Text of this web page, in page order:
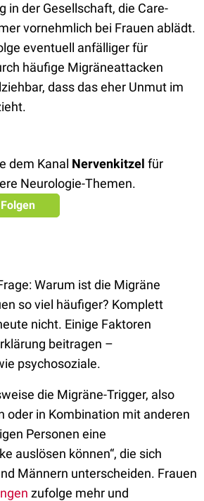
in der Gesellschaft, die Care-
vornehmlich bei Frauen ablädt.
eventuell anfälliger für
häufige Migräneattacken
dass das eher Unmut im
dem Kanal Nervenkitzel für
Neurologie-Themen.
Folgen
Warum ist die Migräne
so viel häufiger? Komplett
nicht. Einige Faktoren
beitragen –
psychosoziale.
die Migräne-Trigger, also
oder in Kombination mit anderen
Personen eine
auslösen können“, die sich
Männern unterscheiden. Frauen
zufolge mehr und